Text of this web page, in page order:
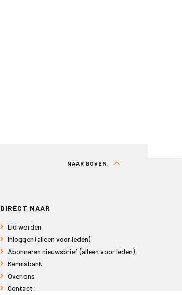
NAAR BOVEN
DIRECT NAAR
Lid worden
Inloggen (alleen voor leden)
Abonneren nieuwsbrief (alleen voor leden)
Kennisbank
Over ons
Contact